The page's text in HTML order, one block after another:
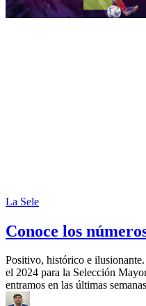
La Sele
Conoce los
Positivo, histórico e
el 2024 para la Selección
entramos en las últimas